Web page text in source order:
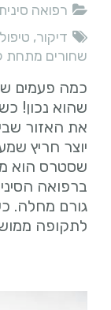
רפואה
דיקור,
שחורים מתחת
כמה פעמים
שהוא נכון!
את האזור
יוצר חריץ
שסטרס הוא
ברפואה
גורם מחלה.
לתקופה